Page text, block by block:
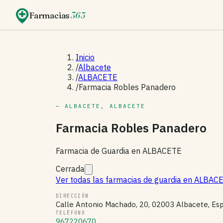
Farmacias365
Inicio
/Albacete
/ALBACETE
/Farmacia Robles Panadero
— ALBACETE, ALBACETE
Farmacia Robles Panadero
Farmacia de Guardia en ALBACETE
Cerrada
Ver todas las farmacias de guardia en
DIRECCIÓN
Calle Antonio Machado, 20, 02003 Albacete,
TELÉFONO